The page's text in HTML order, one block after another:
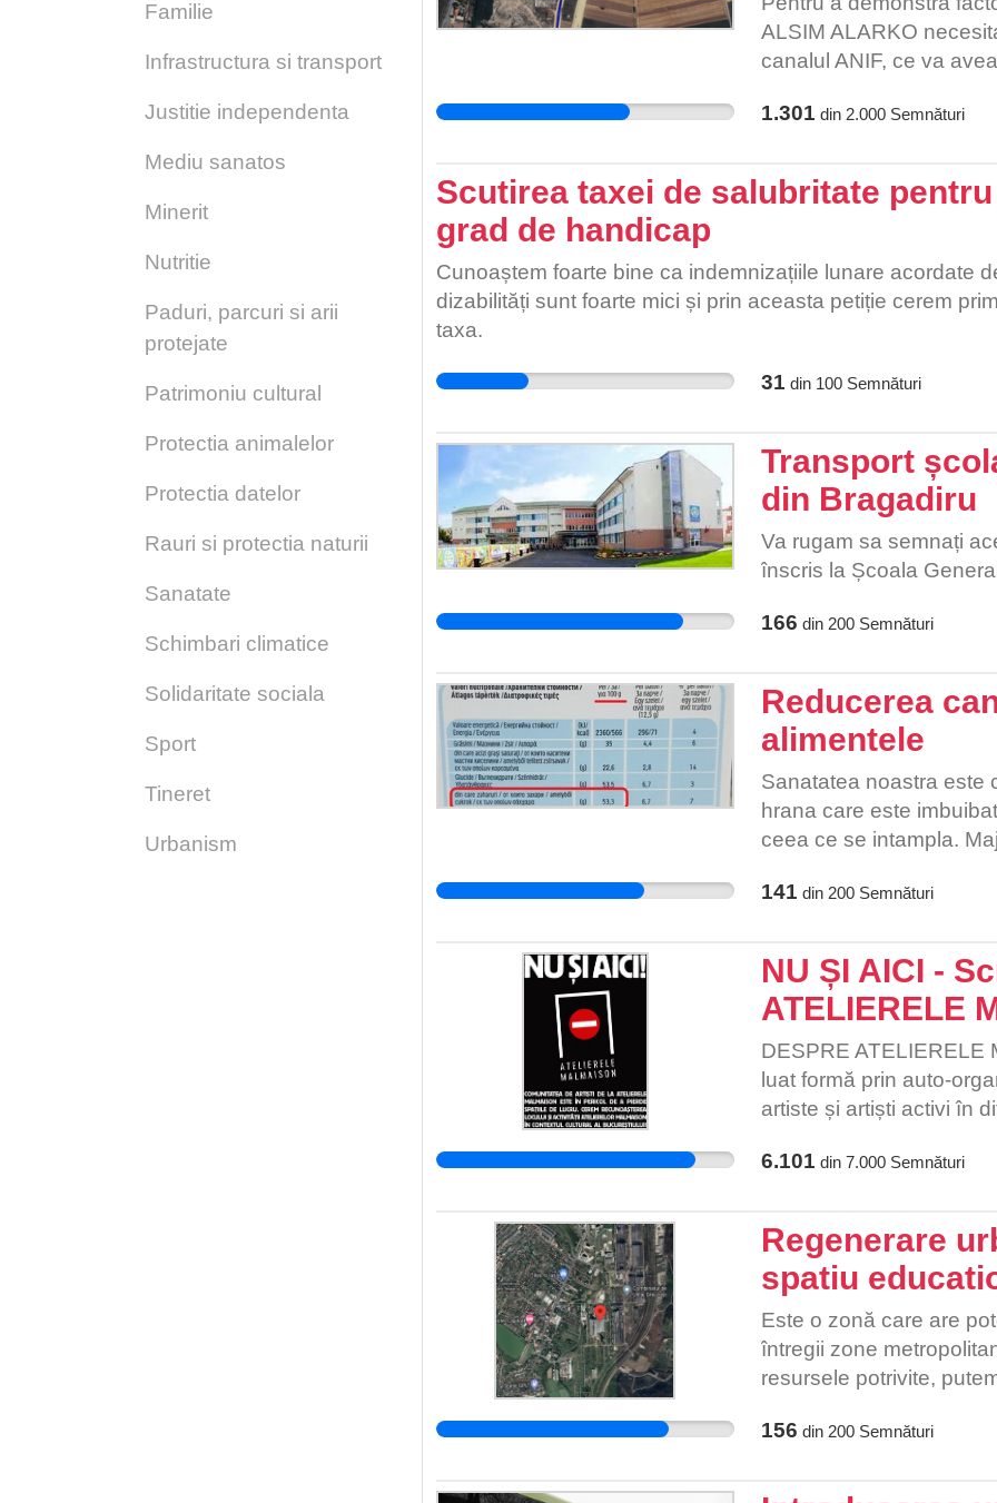
Familie
Infrastructura si transport
Justitie independenta
Mediu sanatos
Minerit
Nutritie
Paduri, parcuri si arii
protejate
Patrimoniu cultural
Protectia animalelor
Protectia datelor
Rauri si protectia naturii
Sanatate
Schimbari climatice
Solidaritate sociala
Sport
Tineret
Urbanism
ALSIM ALARKO
canalul ANIF, ce va
1.301 din 2.000Semnături
Scutirea taxei de salubritate
grad de handicap
Cunoaștem foarte bine ca indemnizațiile lunare acordate
dizabilități sunt foarte mici și prin aceasta petiție cerem
taxa.
31 din 100Semnături
Transport
din Bragadiru
Va rugam sa semnați
înscris la Școala
166 din 200Semnături
Reducerea
alimentele
Sanatatea noastra este
hrana care este
ceea ce se intampla.
ca producatorii de
141 din 200Semnături
NU ȘI AICI -
ATELIERELE
DESPRE ATELIERELE
luat formă prin auto-
artiste și artiști activi în
proiecte, spații artist-
solidarizare, încurajarea
agenți culturali pe plan
noilor generații printr-o
un reper pentru
internaționali) și de
larg prin expoziții de
Studios, tururi ghidate
6.101 din 7.000Semnături
Regenerare
spatiu
Este o zonă care are
întregii zone
resursele potrivite,
156 din 200Semnături